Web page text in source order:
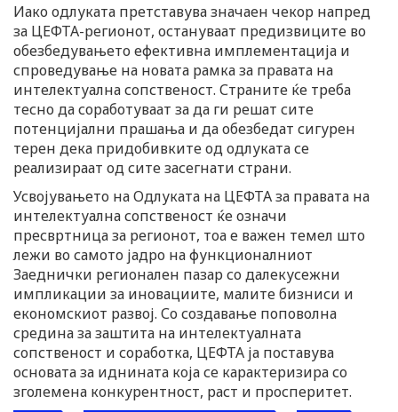
Иако одлуката претставува значаен чекор напред
за ЦЕФТА-регионот, остануваат предизвиците во
обезбедувањето ефективна имплементација и
спроведување на новата рамка за правата на
интелектуална сопственост. Страните ќе треба
тесно да соработуваат за да ги решат сите
потенцијални прашања и да обезбедат сигурен
терен дека придобивките од одлуката се
реализираат од сите засегнати страни.
Усвоjувањето на Одлуката на ЦЕФТА за правата на
интелектуална сопственост ќе означи
пресвртница за регионот, тоа е важен темел што
лежи во самото јадро на функционалниот
Заеднички регионален пазар со далекусежни
импликации за иновациите, малите бизниси и
економскиот развој. Со создавање поповолна
средина за заштита на интелектуалната
сопственост и соработка, ЦЕФТА ја поставува
основата за иднината која се карактеризира со
зголемена конкурентност, раст и просперитет.